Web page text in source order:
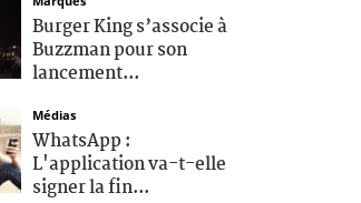
Burger King s’associe à
Buzzman pour son
lancement...
Médias
WhatsApp :
L'application va-t-elle
signer la fin...